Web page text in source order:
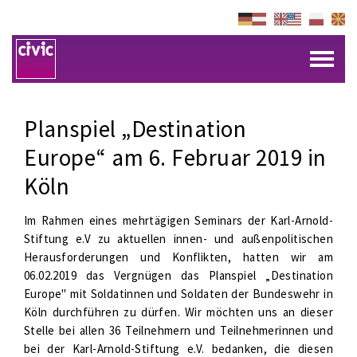
Planspiel „Destination
Europe“ am 6. Februar 2019 in
Köln
Im Rahmen eines mehrtägigen Seminars der Karl-Arnold-
Stiftung e.V zu aktuellen innen- und außenpolitischen
Herausforderungen und Konflikten, hatten wir am
06.02.2019 das Vergnügen das Planspiel „Destination
Europe" mit Soldatinnen und Soldaten der Bundeswehr in
Köln durchführen zu dürfen. Wir möchten uns an dieser
Stelle bei allen 36 Teilnehmern und Teilnehmerinnen und
bei der Karl-Arnold-Stiftung e.V. bedanken, die diesen